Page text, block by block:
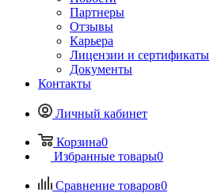
Партнеры
Отзывы
Карьера
Лицензии и сертификаты
Документы
Контакты
Личный кабинет
Корзина0
Избранные товары0
Сравнение товаров0